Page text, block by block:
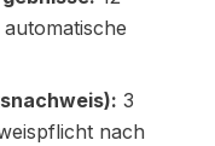
3
nach